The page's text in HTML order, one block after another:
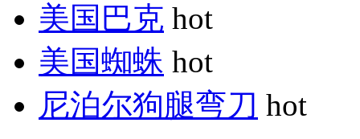
美国巴克 hot
美国蜘蛛 hot
尼泊尔狗腿弯刀 hot